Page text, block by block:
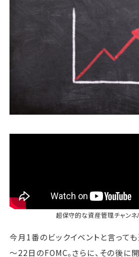
運営会社
ファミリーオフィスとは
メールマガジン登録
よくある質問
超保守的な資産管理チャンネ
今月1番のビックイベントと言って
～22日のFOMC。さらに、その後に